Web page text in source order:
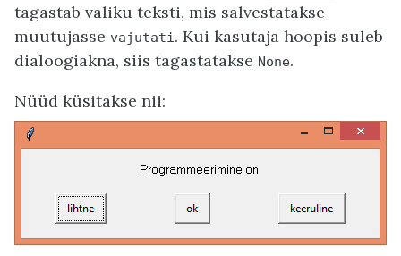
tagastab valiku teksti, mis salvestatakse
muutujasse vajutati . Kui kasutaja hoopis suleb
dialoogiakna, siis tagastatakse None.
Nüüd küsitakse nii: